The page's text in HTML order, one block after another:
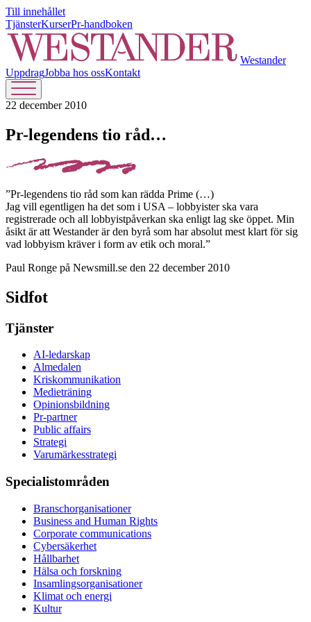
Till innehållet
TjänsterKurserPr-handboken
Westander
UppdragJobba hos ossKontakt
22 december 2010
Pr-legendens tio råd…
”Pr-legendens tio råd som kan rädda Prime (…)
Jag vill egentligen ha det som i USA – lobbyister ska vara
registrerade och all lobbyistpåverkan ska enligt lag ske öppet. Min
åsikt är att Westander är den byrå som har absolut mest klart för sig
vad lobbyism kräver i form av etik och moral.”
Paul Ronge på Newsmill.se den 22 december 2010
Sidfot
Tjänster
AI-ledarskap
Almedalen
Kris­kommunikation
Medieträning
Opinionsbildning
Pr-partner
Public affairs
Strategi
Varumärkesstrategi
Specialistområden
Branschorganisationer
Business and Human Rights
Corporate communications
Cybersäkerhet
Hållbarhet
Hälsa och forskning
Insamlingsorganisationer
Klimat och energi
Kultur